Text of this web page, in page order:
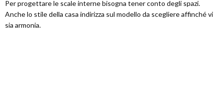
Per progettare le scale interne bisogna tener conto degli spazi.
Anche lo stile della casa indirizza sul modello da scegliere affinché vi
sia armonia.